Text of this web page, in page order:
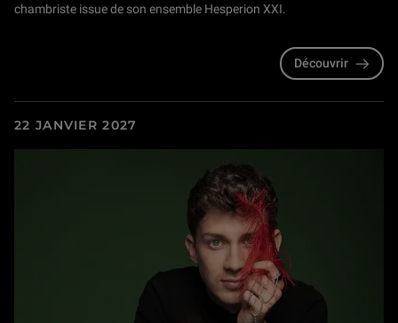
chambriste issue de son ensemble Hesperion XXI.
Découvrir
22 JANVIER 2027